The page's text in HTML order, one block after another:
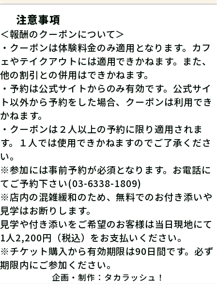
注意事項
＜報酬のクーポンについて＞
・クーポンは体験料金のみ適用となります。カフ
ェやテイクアウトには適用できかねます。また、
他の割引との併用はできかねます。
・予約は公式サイトからのみ有効です。公式サイ
ト以外から予約をした場合、クーポンは利用でき
かねます。
・クーポンは２人以上の予約に限り適用されま
す。１人では使用できかねますのでご了承くださ
い。
※参加には事前予約が必須となります。お電話に
てご予約下さい(03-6338-1809)
※店内の混雑緩和のため、無料でのお付き添いや
見学はお断りします。
見学や付き添いをご希望のお客様は当日現地にて
1人2,200円（税込）をお支払いください。
※チケット購入から有効期限は90日間です。必ず
期限内にご参加ください。
企画・制作：タカラッシュ！